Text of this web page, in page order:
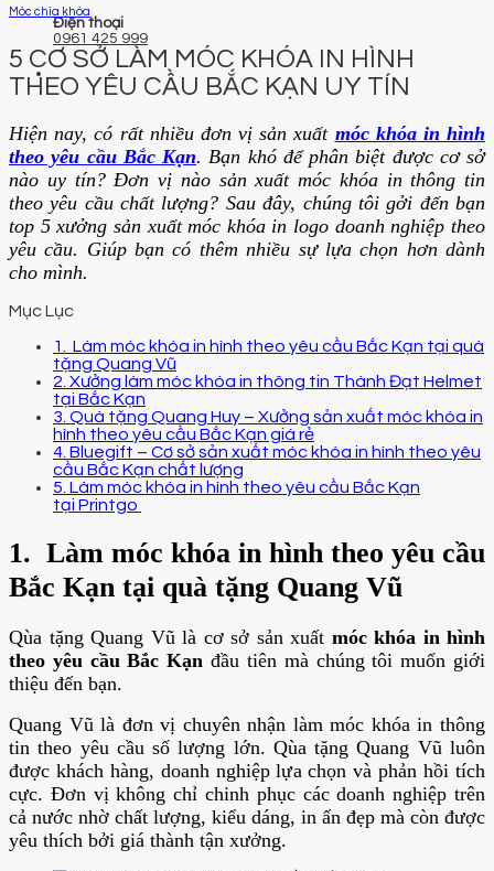
Điện thoại
0961 425 999
Móc chìa khóa
5 CƠ SỞ LÀM MÓC KHÓA IN HÌNH
THEO YÊU CẦU BẮC KẠN UY TÍN
Hiện nay, có rất nhiều đơn vị sản xuất móc khóa in hình
theo yêu cầu Bắc Kạn. Bạn khó để phân biệt được cơ sở
nào uy tín? Đơn vị nào sản xuất móc khóa in thông tin
theo yêu cầu chất lượng? Sau đây, chúng tôi gởi đến bạn
top 5 xưởng sản xuất móc khóa in logo doanh nghiệp theo
yêu cầu. Giúp bạn có thêm nhiều sự lựa chọn hơn dành
cho mình.
Mục Lục
1. Làm móc khóa in hình theo yêu cầu Bắc Kạn tại quà
tặng Quang Vũ
2. Xưởng làm móc khóa in thông tin Thành Đạt Helmet
tại Bắc Kạn
3. Quà tặng Quang Huy – Xưởng sản xuất móc khóa in
hình theo yêu cầu Bắc Kạn giá rẻ
4. Bluegift – Cơ sở sản xuất móc khóa in hình theo yêu
cầu Bắc Kạn chất lượng
5. Làm móc khóa in hình theo yêu cầu Bắc Kạn
tại Printgo
1. Làm móc khóa in hình theo yêu cầu
Bắc Kạn tại quà tặng Quang Vũ
Qùa tặng Quang Vũ là cơ sở sản xuất móc khóa in hình
theo yêu cầu Bắc Kạn đầu tiên mà chúng tôi muốn giới
thiệu đến bạn.
Quang Vũ là đơn vị chuyên nhận làm móc khóa in thông
tin theo yêu cầu số lượng lớn. Qùa tặng Quang Vũ luôn
được khách hàng, doanh nghiệp lựa chọn và phản hồi tích
cực. Đơn vị không chỉ chinh phục các doanh nghiệp trên
cả nước nhờ chất lượng, kiểu dáng, in ấn đẹp mà còn được
yêu thích bởi giá thành tận xưởng.